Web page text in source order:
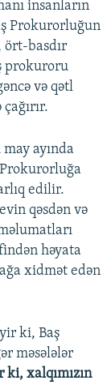
insanların
Prokurorluğun
ört-basdır
prokuroru
və qətl
ayında
edilir.
qəsdən və
həyata
xidmət edən
ki, Baş
məsələlər
xalqımızın